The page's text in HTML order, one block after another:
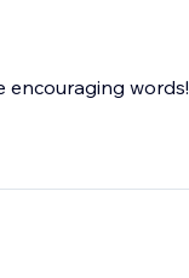
encouraging words!